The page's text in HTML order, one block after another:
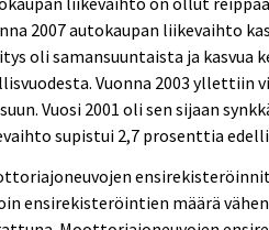
2007 autokaupan liikevaihto
oli samansuuntaista ja kasvua
Vuonna 2003 yllettiin
Vuosi 2001 oli sen sijaan
supistui 2,7 prosenttia
ensirekisteröintien määrä